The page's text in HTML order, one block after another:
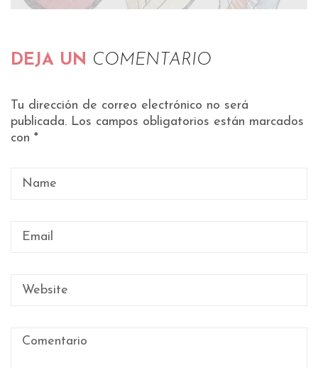
DEJA UN COMENTARIO
Tu dirección de correo electrónico no será
publicada. Los campos obligatorios están marcados
con *